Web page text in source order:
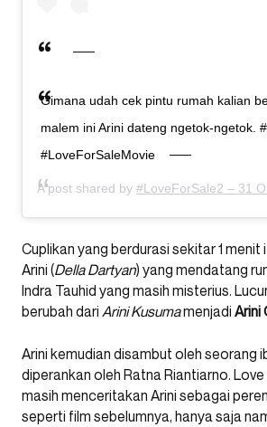
Gimana udah cek pintu rumah kalian
malem ini Arini dateng ngetok-ngetok.
#LoveForSaleMovie
A post shared by #LoveForSale2 – 31
Cuplikan yang berdurasi sekitar 1 menit
Arini (Della Dartyan) yang mendatang
Indra Tauhid yang masih misterius.
berubah dari Arini Kusumamenjadi Arini
Arini kemudian disambut oleh seorang
diperankan oleh Ratna Riantiarno. Love
masih menceritakan Arini sebagai
seperti film sebelumnya, hanya saja